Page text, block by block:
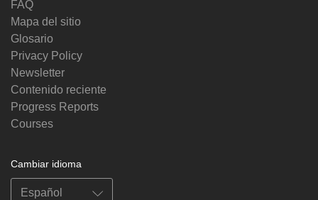
FAQ
Mapa del sitio
Glosario
Privacy Policy
Newsletter
Contenido reciente
Progress Reports
Courses
Cambiar idioma